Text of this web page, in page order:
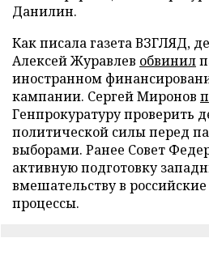
Данилин.
Как писала газета ВЗГЛЯД,
Алексей Журавлев обвинил
иностранном
кампании. Сергей Миронов
Генпрокуратуру проверить
политической силы перед
выборами. Ранее Совет
активную подготовку
вмешательству в
процессы.